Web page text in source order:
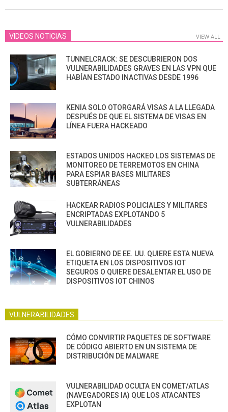
VIDEOS NOTICIAS VIEW ALL
TUNNELCRACK: SE DESCUBRIERON DOS
VULNERABILIDADES GRAVES EN LAS VPN QUE
HABÍAN ESTADO INACTIVAS DESDE 1996
KENIA SOLO OTORGARÁ VISAS A LA LLEGADA
DESPUÉS DE QUE EL SISTEMA DE VISAS EN
LÍNEA FUERA HACKEADO
ESTADOS UNIDOS HACKEO LOS SISTEMAS DE
MONITOREO DE TERREMOTOS EN CHINA
PARA ESPIAR BASES MILITARES
SUBTERRÁNEAS
HACKEAR RADIOS POLICIALES Y MILITARES
ENCRIPTADAS EXPLOTANDO 5
VULNERABILIDADES
EL GOBIERNO DE EE. UU. QUIERE ESTA NUEVA
ETIQUETA EN LOS DISPOSITIVOS IOT
SEGUROS O QUIERE DESALENTAR EL USO DE
DISPOSITIVOS IOT CHINOS
VULNERABILIDADES
CÓMO CONVIRTIR PAQUETES DE SOFTWARE
DE CÓDIGO ABIERTO EN UN SISTEMA DE
DISTRIBUCIÓN DE MALWARE
VULNERABILIDAD OCULTA EN COMET/ATLAS
(NAVEGADORES IA) QUE LOS ATACANTES
EXPLOTAN